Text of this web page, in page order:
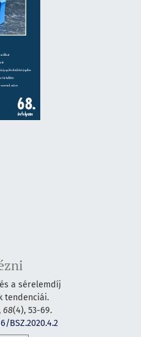
a sérelemdíj
tendenciái.
68(4), 53-69.
BSZ.2020.4.2